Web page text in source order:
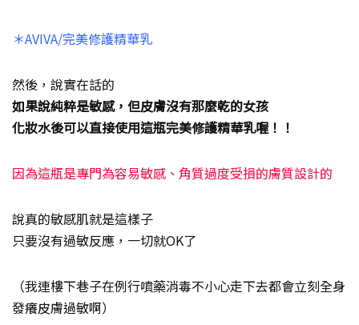
＊AVIVA/完美修護精華乳
然後，說實在話的
如果說純粹是敏感，但皮膚沒有那麼乾的女孩
化妝水後可以直接使用這瓶完美修護精華乳喔！！
因為這瓶是專門為容易敏感、角質過度受損的膚質設計的
說真的敏感肌就是這樣子
只要沒有過敏反應，一切就OK了
（我連樓下巷子在例行噴藥消毒不小心走下去都會立刻全身
發癢皮膚過敏啊）